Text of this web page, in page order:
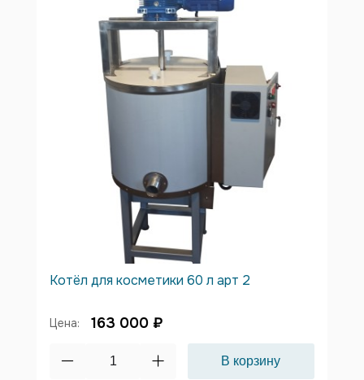
Котёл для косметики 60 л арт 2
Цена: 163 000 ₽